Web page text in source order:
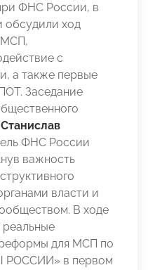
ФНС России, в
обсудили ход
МСП,
с
а также первые
Заседание
Станислав
ФНС России
важность
власти и
В ходе
реальные
для МСП по
РОССИИ» в первом